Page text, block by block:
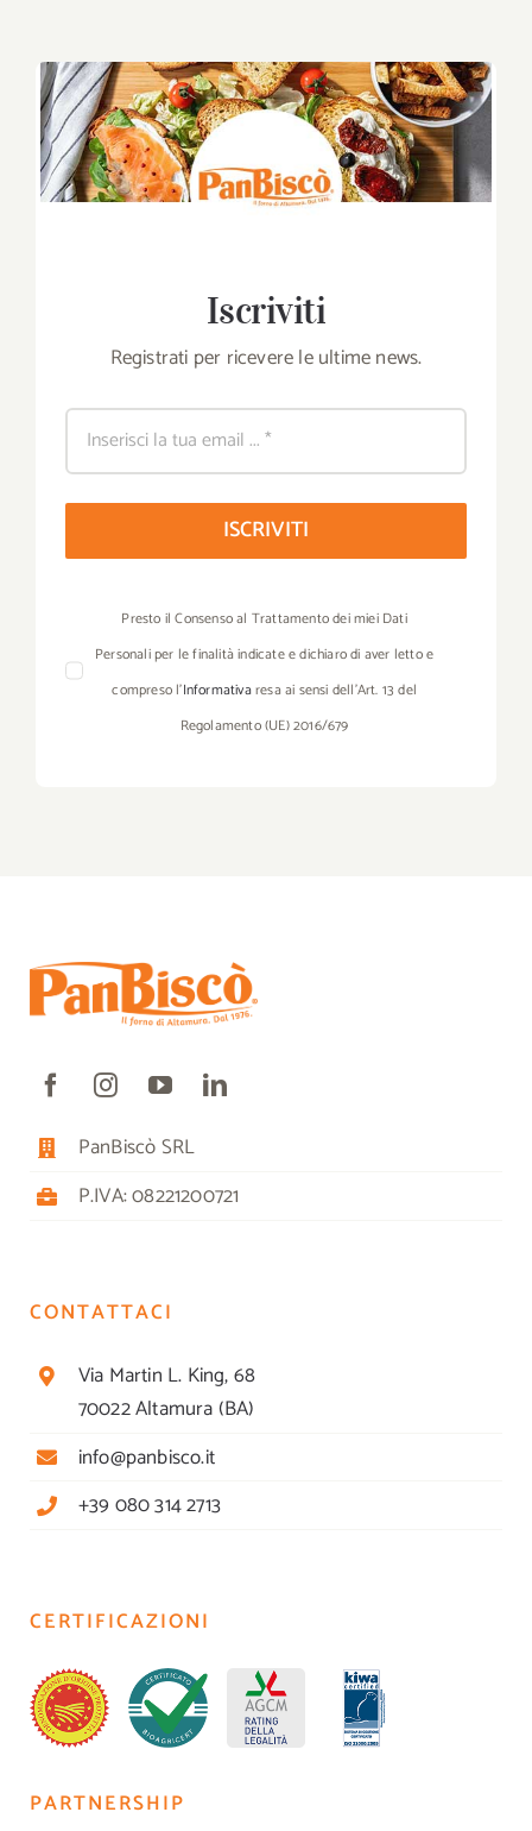
Iscriviti
Registrati per ricevere le ultime news.
ISCRIVITI
Presto il Consenso al Trattamento dei miei Dati
Personali per le finalità indicate e dichiaro di aver letto e
compreso l’Informativaresa ai sensi dell’Art. 13 del
Regolamento (UE) 2016/679
PanBiscò SRL
P.IVA: 08221200721
CONTATTACI
Via Martin L. King, 68
70022 Altamura (BA)
info@panbisco.it
+39 080 314 2713
CERTIFICAZIONI
PARTNERSHIP